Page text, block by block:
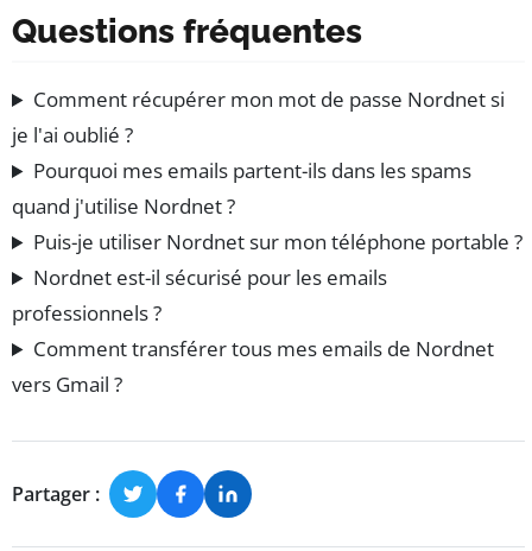
Questions fréquentes
Comment récupérer mon mot de passe Nordnet si
je l'ai oublié ?
Pourquoi mes emails partent-ils dans les spams
quand j'utilise Nordnet ?
Puis-je utiliser Nordnet sur mon téléphone portable ?
Nordnet est-il sécurisé pour les emails
professionnels ?
Comment transférer tous mes emails de Nordnet
vers Gmail ?
Partager :